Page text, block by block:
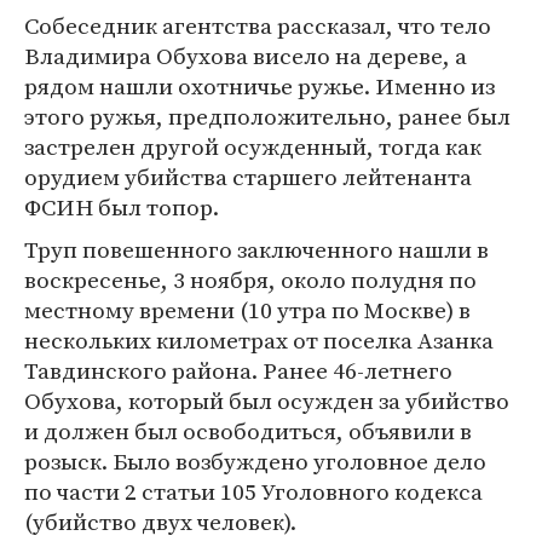
Собеседник агентства рассказал, что тело
Владимира Обухова висело на дереве, а
рядом нашли охотничье ружье. Именно из
этого ружья, предположительно, ранее был
застрелен другой осужденный, тогда как
орудием убийства старшего лейтенанта
ФСИН был топор.
Труп повешенного заключенного нашли в
воскресенье, 3 ноября, около полудня по
местному времени (10 утра по Москве) в
нескольких километрах от поселка Азанка
Тавдинского района. Ранее 46-летнего
Обухова, который был осужден за убийство
и должен был освободиться, объявили в
розыск. Было возбуждено уголовное дело
по части 2 статьи 105 Уголовного кодекса
(убийство двух человек).